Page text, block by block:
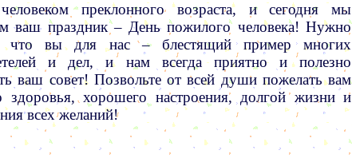
преклонного возраста, и сегодня мы
ваш праздник – День пожилого человека! Нужно
что вы для нас – блестящий пример многих
и дел, и нам всегда приятно и полезно
ваш совет! Позвольте от всей души пожелать вам
здоровья, хорошего настроения, долгой жизни и
всех желаний!